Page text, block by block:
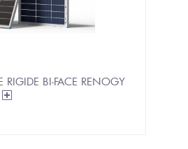
RIGIDE BI-FACE RENOGY